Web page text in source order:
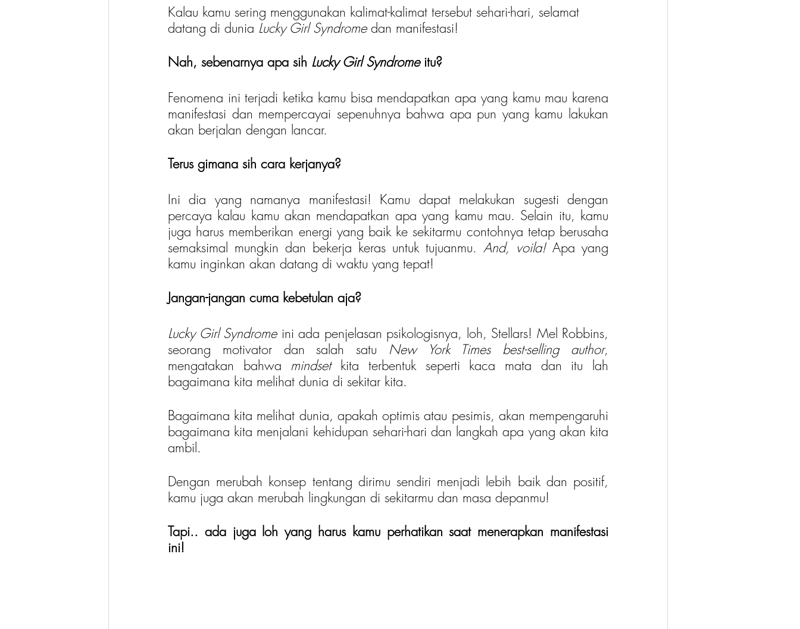
Kalau kamu sering menggunakan kalimat-kalimat tersebut sehari-hari, selamat
datang di dunia Lucky Girl Syndrome dan manifestasi!
Nah, sebenarnya apa sih Lucky Girl Syndrome itu?
Fenomena ini terjadi ketika kamu bisa mendapatkan apa yang kamu mau karena
manifestasi dan mempercayai sepenuhnya bahwa apa pun yang kamu lakukan
akan berjalan dengan lancar.
Terus gimana sih cara kerjanya?
Ini dia yang namanya manifestasi! Kamu dapat melakukan sugesti dengan
percaya kalau kamu akan mendapatkan apa yang kamu mau. Selain itu, kamu
juga harus memberikan energi yang baik ke sekitarmu contohnya tetap berusaha
semaksimal mungkin dan bekerja keras untuk tujuanmu. And, voila! Apa yang
kamu inginkan akan datang di waktu yang tepat!
Jangan-jangan cuma kebetulan aja?
Lucky Girl Syndrome ini ada penjelasan psikologisnya, loh, Stellars! Mel Robbins,
seorang motivator dan salah satu New York Times best-selling author,
mengatakan bahwa mindset kita terbentuk seperti kaca mata dan itu lah
bagaimana kita melihat dunia di sekitar kita.
Bagaimana kita melihat dunia, apakah optimis atau pesimis, akan mempengaruhi
bagaimana kita menjalani kehidupan sehari-hari dan langkah apa yang akan kita
ambil.
Dengan merubah konsep tentang dirimu sendiri menjadi lebih baik dan positif,
kamu juga akan merubah lingkungan di sekitarmu dan masa depanmu!
ini!